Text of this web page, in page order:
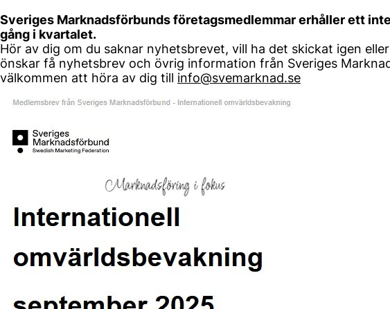
Sveriges Marknadsförbunds företagsmedlemmar erhåller ett
gång i kvartalet.
Hör av dig om du saknar nyhetsbrevet, vill ha det skickat igen
önskar få nyhetsbrev och övrig information från Sveriges
välkommen att höra av dig till info@svemarknad.se